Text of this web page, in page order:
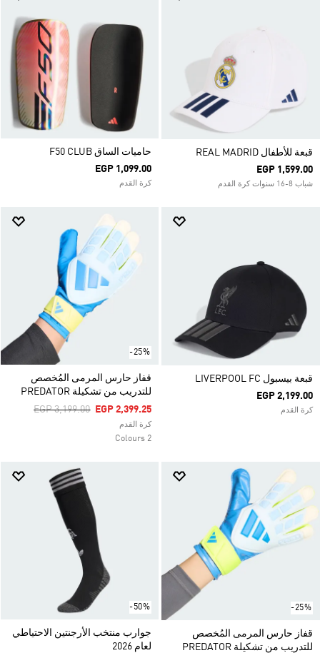
قبعة للأطفال REAL MADRID
EGP 1,599.00
شباب 8-16 سنوات كرة القدم
حاميات الساق F50 CLUB
EGP 1,099.00
كرة القدم
قبعة بيسبول LIVERPOOL FC
EGP 2,199.00
كرة القدم
-25%
قفاز حارس المرمى المُخصص
للتدريب من تشكيلة PREDATOR
Price Reduced From
EGP 3,199.00ToEGP 2,399.25
كرة القدم
2 Colours
-25%
قفاز حارس المرمى المُخصص
للتدريب من تشكيلة PREDATOR
-50%
جوارب منتخب الأرجنتين الاحتياطي
لعام 2026